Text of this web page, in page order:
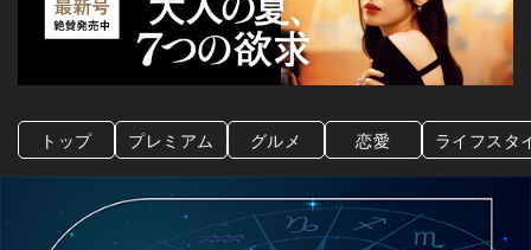
トップ プレミアム グルメ 恋愛 ライフスタ